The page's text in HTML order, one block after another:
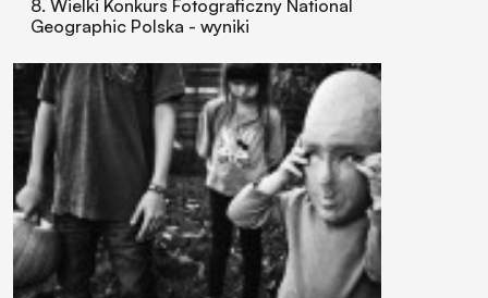
8. Wielki Konkurs Fotograficzny National
Geographic Polska - wyniki